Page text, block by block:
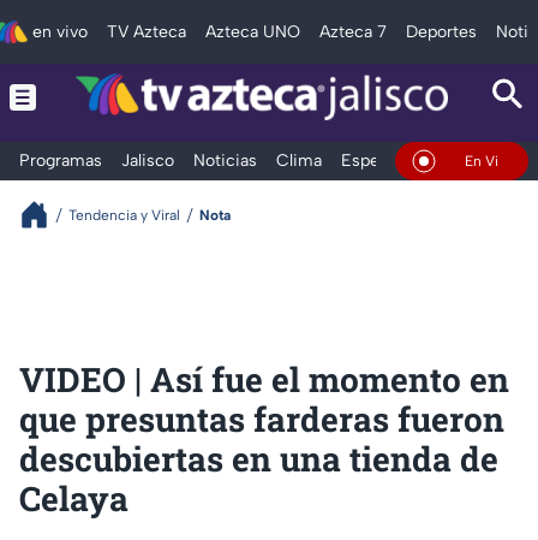
en vivo TV Azteca Azteca UNO Azteca 7 Deportes
Programas Jalisco Noticias Clima Espectáculos Deportes
En Vivo
Tendencia y Viral Nota
VIDEO | Así fue el momento en
que presuntas farderas fueron
descubiertas en una tienda de
Celaya